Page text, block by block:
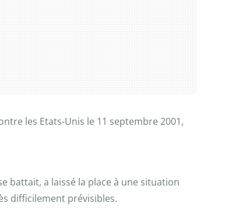
les Etats-Unis le 11 septembre 2001,
battait, a laissé la place à une situation
difficilement prévisibles.